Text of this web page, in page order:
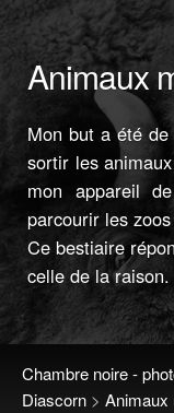
Animaux
Mon but a été
sortir les
mon appareil
parcourir les
Ce bestiaire
celle de la
Chambre noire -
Diascorn > Animaux